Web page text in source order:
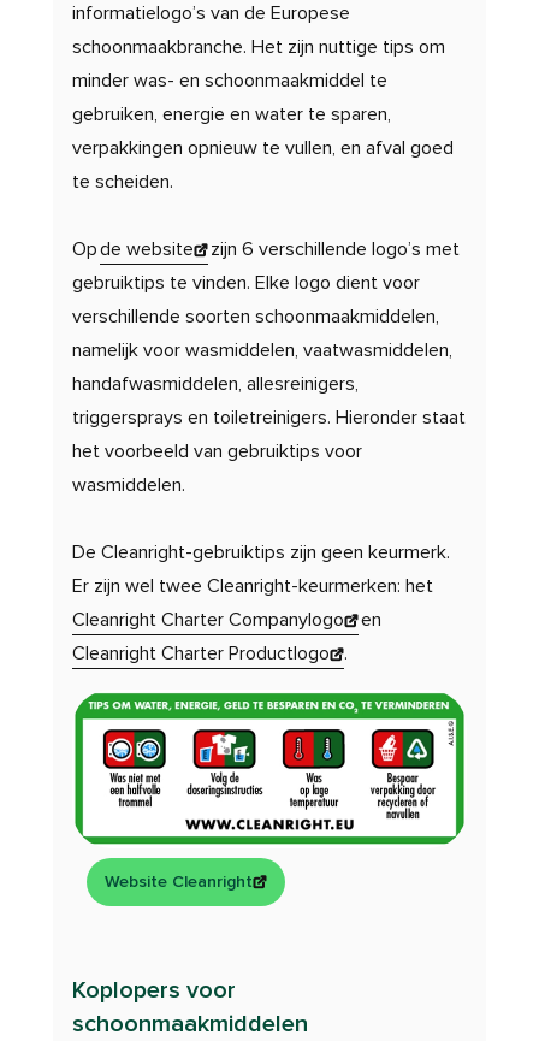
informatielogo’s van de Europese
schoonmaakbranche. Het zijn nuttige tips om
minder was- en schoonmaakmiddel te
gebruiken, energie en water te sparen,
verpakkingen opnieuw te vullen, en afval goed
te scheiden.
Opde website
zijn 6 verschillende logo’s met
gebruiktips te vinden. Elke logo dient voor
verschillende soorten schoonmaakmiddelen,
namelijk voor wasmiddelen, vaatwasmiddelen,
handafwasmiddelen, allesreinigers,
triggersprays en toiletreinigers. Hieronder staat
het voorbeeld van gebruiktips voor
wasmiddelen.
De Cleanright-gebruiktips zijn geen keurmerk.
Er zijn wel twee Cleanright-keurmerken: het
Cleanright Charter Companylogo
en
Cleanright Charter Productlogo
.
Website Cleanright
Koplopers voor
schoonmaakmiddelen